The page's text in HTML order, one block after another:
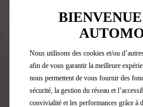
Nous utilisons des cookies et/ou
afin de vous garantir la meilleure
nous permettent de vous fournir des
sécurité, la gestion du réseau et
convivialité et les performances grâce à